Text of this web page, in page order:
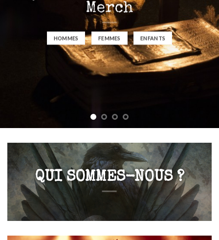
Merch
HOMMES FEMMES ENFANTS
QUI SOMMES-NOUS ?